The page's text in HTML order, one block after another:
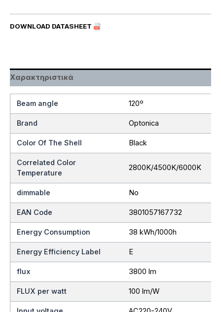
DOWNLOAD DATASHEET
Χαρακτηριστικά
Beam angle 120º
Brand Optonica
Color Of The Shell Black
Correlated Color
Temperature
2800K/4500K/6000K
dimmable No
EAN Code 3801057167732
Energy Consumption 38 kWh/1000h
Energy Efficiency Label E
flux 3800 lm
FLUX per watt 100 lm/W